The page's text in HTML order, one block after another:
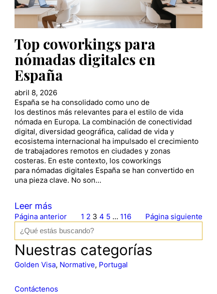
Top coworkings para
nómadas digitales en
España
abril 8, 2026
España se ha consolidado como uno de
los destinos más relevantes para el estilo de vida
nómada en Europa. La combinación de conectividad
digital, diversidad geográfica, calidad de vida y
ecosistema internacional ha impulsado el crecimiento
de trabajadores remotos en ciudades y zonas
costeras. En este contexto, los coworkings
para nómadas digitales España se han convertido en
una pieza clave. No son…
Leer más
Página anterior 1 2 3 4 5 … 116
Página siguiente
s
c
a
Nuestras categorías
Golden Visa, Normative, Portugal
Contáctenos